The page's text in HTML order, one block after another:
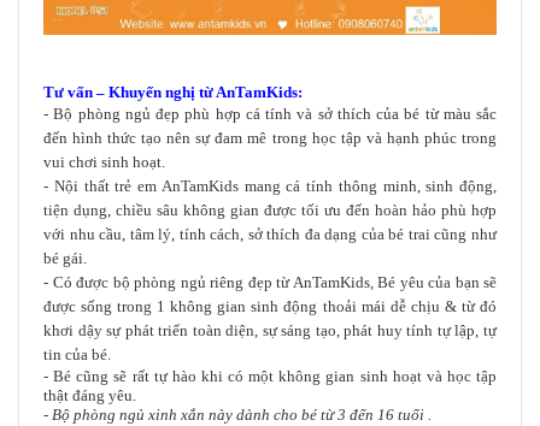
Tư vấn – Khuyến nghị từ AnTamKids:
- Bộ phòng ngủ đẹp phù hợp cá tính và sở thích của bé từ màu sắc
đến hình thức tạo nên sự đam mê trong học tập và hạnh phúc trong
vui chơi sinh hoạt.
- Nội thất trẻ em AnTamKids mang cá tính thông minh, sinh động,
tiện dụng, chiều sâu không gian được tối ưu đến hoàn hảo phù hợp
với nhu cầu, tâm lý, tính cách, sở thích đa dạng của bé trai cũng như
bé gái.
- Có được bộ phòng ngủ riêng đẹp từ AnTamKids, Bé yêu của bạn sẽ
được sống trong 1 không gian sinh động thoải mái dễ chịu & từ đó
khơi dậy sự phát triển toàn diện, sự sáng tạo, phát huy tính tự lập, tự
tin của bé.
- Bé cũng sẽ rất tự hào khi có một không gian sinh hoạt và học tập
thật đáng yêu.
- Bộ phòng ngủ xinh xắn này dành cho bé từ 3 đến 16 tuổi .